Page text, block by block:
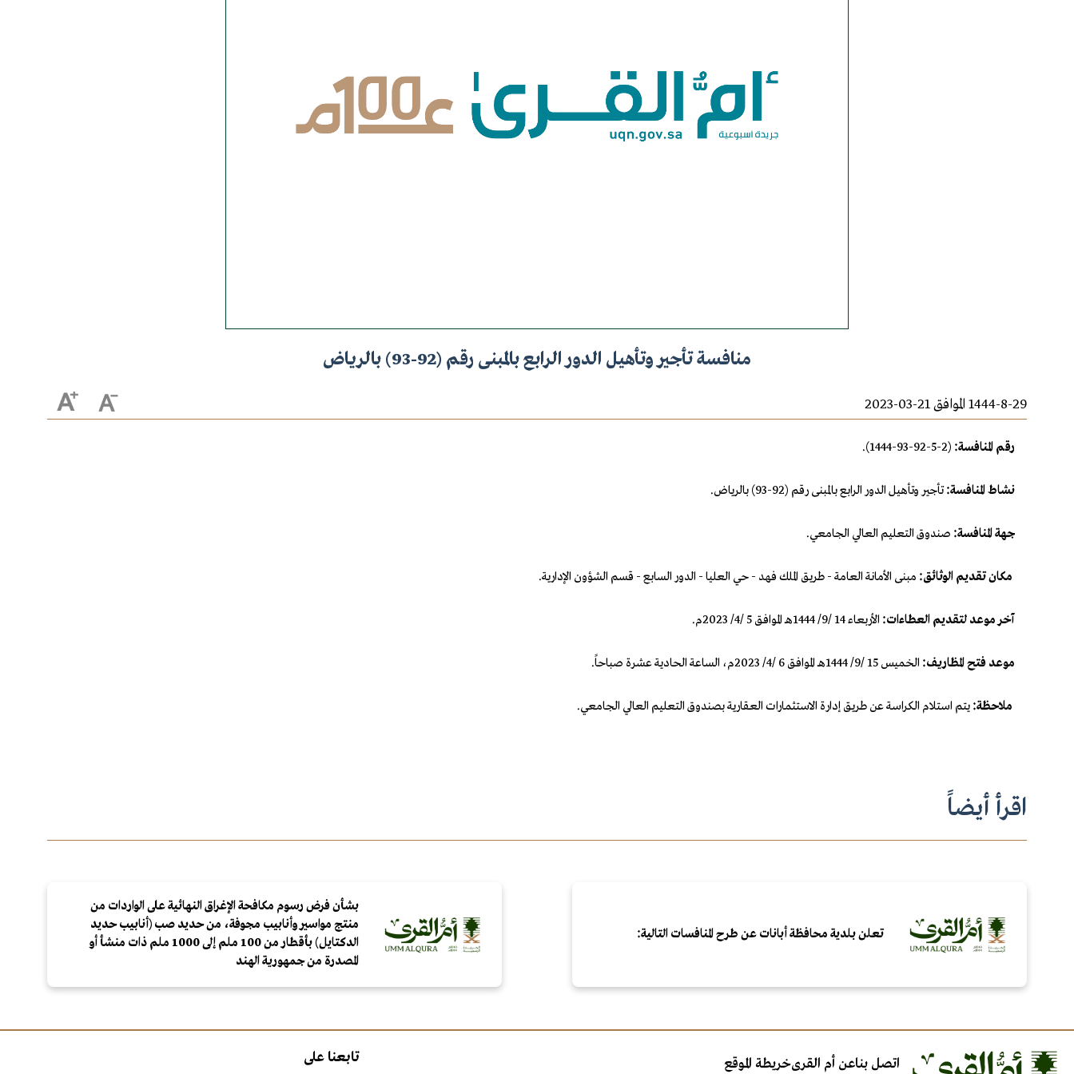
منافسة تأجير وتأهيل الدور الرابع بالمبنى رقم (92-93) بالرياض
1444-8-29 الموافق 21-03-2023
رقم المنافسة: (2-5-92-93-1444).
نشاط المنافسة:تأجير وتأهيل الدور الرابع بالمبنى رقم (92-93) بالرياض.
جهة المنافسة: صندوق التعليم العالي الجامعي.
مكان تقديم الوثائق: مبنى الأمانة العامة - طريق الملك فهد - حي العليا - الدور السابع - قسم الشؤون الإدارية.
آخر موعد لتقديم العطاءات: الأربعاء 14 /9/ 1444هـ الموافق 5 /4/ 2023م.
موعد فتح المظاريف: الخميس 15 /9/ 1444هـ الموافق 6 /4/ 2023م، الساعة الحادية عشرة صباحاً.
ملاحظة: يتم استلام الكراسة عن طريق إدارة الاستثمارات العقارية بصندوق التعليم العالي الجامعي.
اقرأ أيضاً
تعلن بلدية محافظة أبانات عن طرح المنافسات التالية:
بشأن فرض رسوم مكافحة الإغراق النهائية على الواردات من
منتج مواسير وأنابيب مجوفة، من حديد صب (أنابيب حديد
الدكتايل) بأقطار من 100 ملم إلى 1000 ملم ذات منشأ أو
المصدرة من جمهورية الهند
اتصل بناعن أم القرىخريطة الموقع تابعنا على